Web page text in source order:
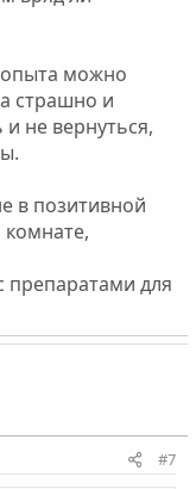
опыта можно
страшно и
не вернуться,
в позитивной
комнате,
препаратами для
#7